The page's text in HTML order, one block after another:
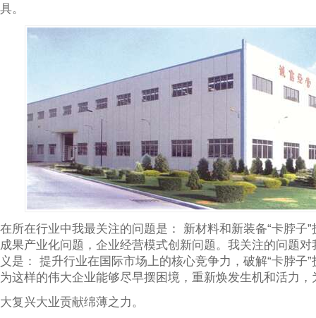
具。
在所在行业中我最关注的问题是： 新材料和新装备“卡脖子
成果产业化问题，企业经营模式创新问题。我关注的问题
义是： 提升行业在国际市场上的核心竞争力，破解“卡脖子
为这样的伟大企业能够尽早摆困境，重新焕发生机和活力，
大复兴大业贡献绵薄之力。